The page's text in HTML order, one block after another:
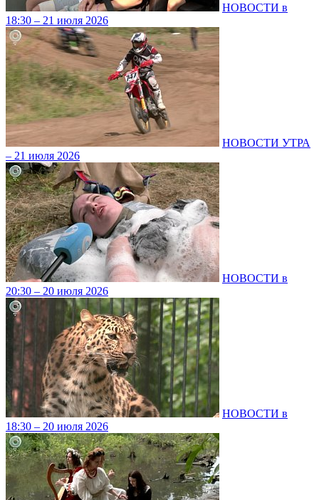
НОВОСТИ в
18:30 – 21 июля 2026
НОВОСТИ УТРА
– 21 июля 2026
НОВОСТИ в
20:30 – 20 июля 2026
НОВОСТИ в
18:30 – 20 июля 2026